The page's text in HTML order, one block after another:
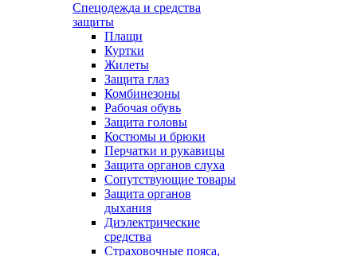
Спецодежда и средства
защиты
Плащи
Куртки
Жилеты
Защита глаз
Комбинезоны
Рабочая обувь
Защита головы
Костюмы и брюки
Перчатки и рукавицы
Защита органов слуха
Сопутствующие товары
Защита органов
дыхания
Диэлектрические
средства
Страховочные пояса,